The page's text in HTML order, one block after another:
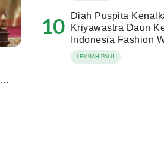
10
Diah Puspita
Kriyawastra Daun
Indonesia Fashion
LEMBAH PALU